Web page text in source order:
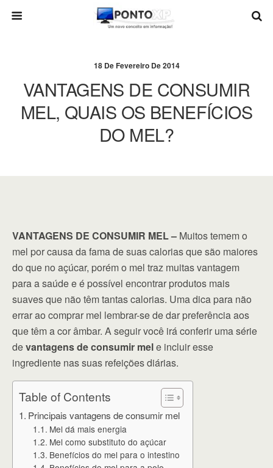
18 De Fevereiro De 2014
VANTAGENS DE CONSUMIR
MEL, QUAIS OS BENEFÍCIOS
DO MEL?
VANTAGENS DE CONSUMIR MEL – Muitos temem o
mel por causa da fama de suas calorias que são maiores
do que no açúcar, porém o mel traz muitas vantagem
para a saúde e é possível encontrar produtos mais
suaves que não têm tantas calorias. Uma dica para não
errar ao comprar mel lembrar-se de dar preferência aos
que têm a cor âmbar. A seguir você irá conferir uma série
devantagens de consumir mele incluir esse
ingrediente nas suas refeições diárias.
Table of Contents
Principais vantagens de consumir mel
Mel dá mais energia
Mel como substituto do açúcar
Benefícios do mel para o intestino